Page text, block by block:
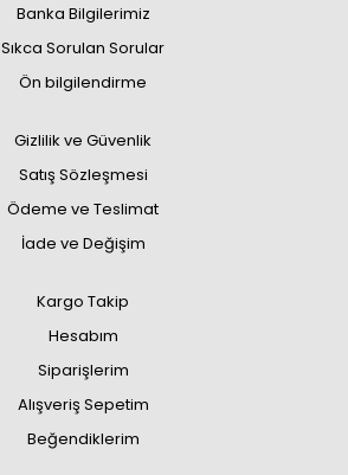
Banka Bilgilerimiz
Sıkca Sorulan Sorular
Ön bilgilendirme
Gizlilik ve Güvenlik
Satış Sözleşmesi
Ödeme ve Teslimat
İade ve Değişim
Kargo Takip
Hesabım
Siparişlerim
Alışveriş Sepetim
Beğendiklerim